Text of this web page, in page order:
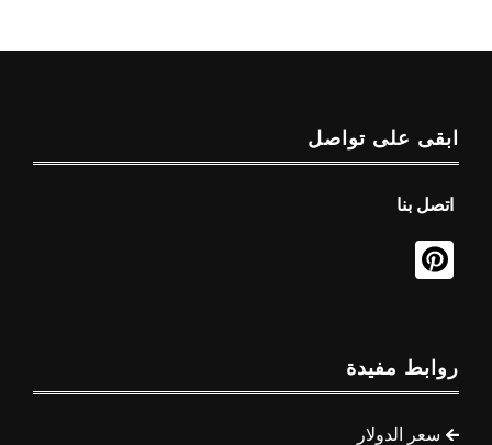
ابقى على تواصل
اتصل بنا
روابط مفيدة
سعر الدولار